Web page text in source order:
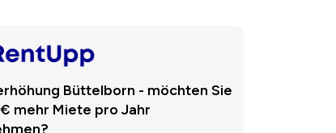
Büttelborn - möchten Sie
mehr Miete pro Jahr